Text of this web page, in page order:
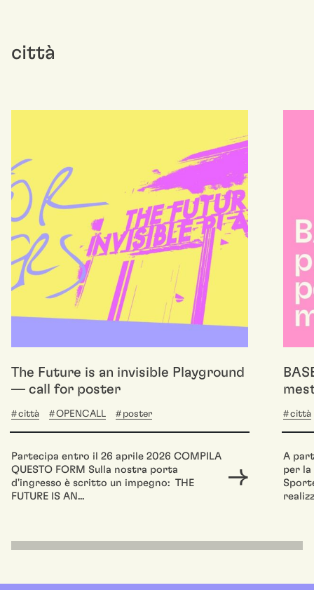
città
The Future is an invisible Playground
— call for poster
città OPENCALL poster
Partecipa entro il 26 aprile 2026 COMPILA
QUESTO FORM Sulla nostra porta
d'ingresso è scritto un impegno: THE
FUTURE IS AN...
città
A
per la